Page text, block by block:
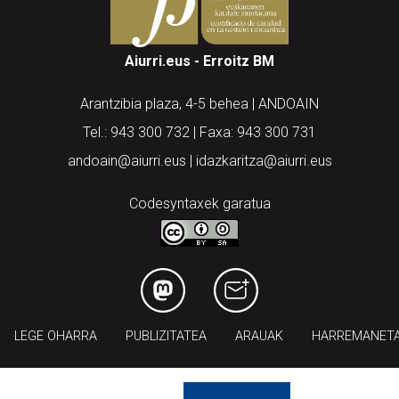
Aiurri.eus - Erroitz BM
Arantzibia plaza, 4-5 behea | ANDOAIN
Tel.: 943 300 732 | Faxa: 943 300 731
andoain@aiurri.eus | idazkaritza@aiurri.eus
Codesyntaxek garatua
LEGE OHARRA PUBLIZITATEA ARAUAK